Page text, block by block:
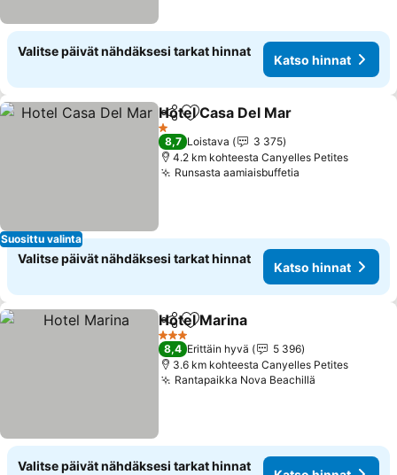
Valitse päivät nähdäksesi tarkat hinnat
Katso hinnat
Suosittu valinta
Jaa Lisää suosikkeihin
Hotel Casa Del Mar
1 Tähtiluokitus
8,7 Loistava
3 375
4.2 km kohteesta Canyelles Petites
Runsasta aamiaisbuffetia
Valitse päivät nähdäksesi tarkat hinnat
Katso hinnat
Jaa Lisää suosikkeihin
Hotel Marina
3 Tähtiluokitus
8,4 Erittäin hyvä
5 396
3.6 km kohteesta Canyelles Petites
Rantapaikka Nova Beachillä
Valitse päivät nähdäksesi tarkat hinnat